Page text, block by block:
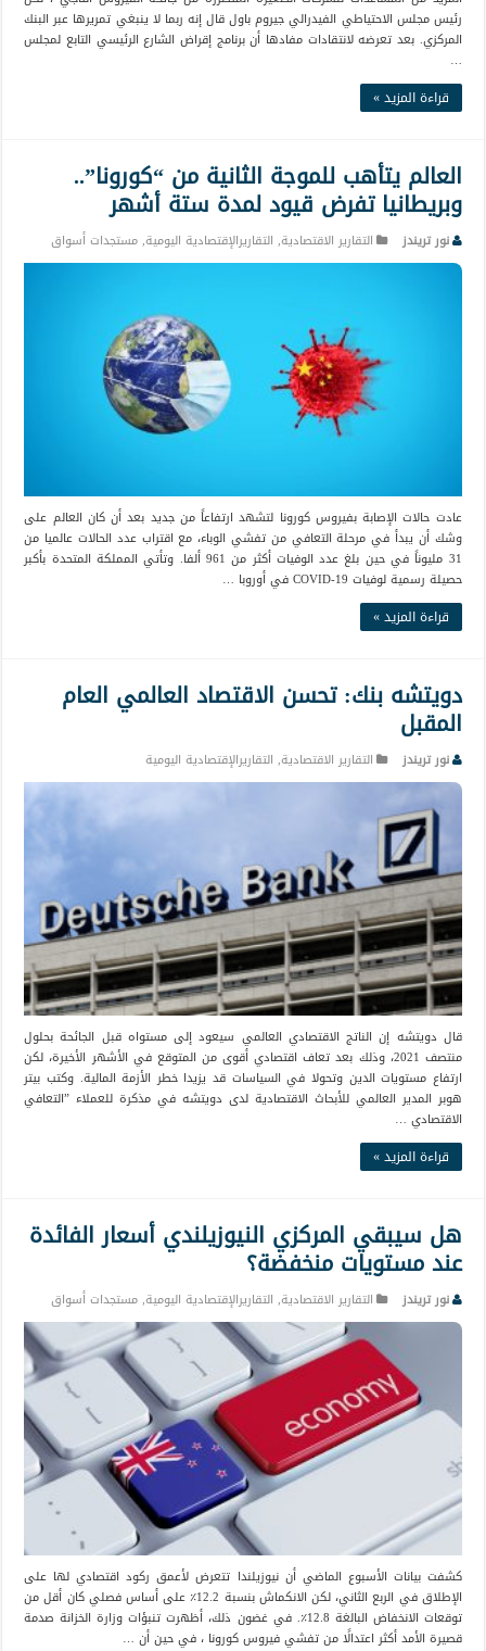
رئيس مجلس الاحتياطي الفيدرالي جيروم باول قال إنه ربما لا ينبغي تمريرها عبر البنك
المركزي. بعد تعرضه لانتقادات مفادها أن برنامج إقراض الشارع الرئيسي التابع لمجلس
…
قراءة المزيد »
العالم يتأهب للموجة الثانية من “كورونا”..
وبريطانيا تفرض قيود لمدة ستة أشهر
نور تريندز التقارير الاقتصادية, التقاريرالإقتصادية اليومية,مستجدات أسواق
عادت حالات الإصابة بفيروس كورونا لتشهد ارتفاعاً من جديد بعد أن كان العالم على
وشك أن يبدأ في مرحلة التعافي من تفشي الوباء، مع اقتراب عدد الحالات عالميا من
31 مليوناً في حين بلغ عدد الوفيات أكثر من 961 ألفا. وتأتي المملكة المتحدة بأكبر
حصيلة رسمية لوفيات COVID-19 في أوروبا …
قراءة المزيد »
دويتشه بنك: تحسن الاقتصاد العالمي العام
المقبل
نور تريندز التقارير الاقتصادية, التقاريرالإقتصادية اليومية
قال دويتشه إن الناتج الاقتصادي العالمي سيعود إلى مستواه قبل الجائحة بحلول
منتصف 2021، وذلك بعد تعاف اقتصادي أقوى من المتوقع في الأشهر الأخيرة، لكن
ارتفاع مستويات الدين وتحولا في السياسات قد يزيدا خطر الأزمة المالية. وكتب بيتر
هوبر المدير العالمي للأبحاث الاقتصادية لدى دويتشه في مذكرة للعملاء ”التعافي
الاقتصادي …
قراءة المزيد »
هل سيبقي المركزي النيوزيلندي أسعار الفائدة
عند مستويات منخفضة؟
نور تريندز التقارير الاقتصادية, التقاريرالإقتصادية اليومية,مستجدات أسواق
كشفت بيانات الأسبوع الماضي أن نيوزيلندا تتعرض لأعمق ركود اقتصادي لها على
الإطلاق في الربع الثاني، لكن الانكماش بنسبة 12.2٪ على أساس فصلي كان أقل من
توقعات الانخفاض البالغة 12.8٪. في غضون ذلك، أظهرت تنبؤات وزارة الخزانة صدمة
قصيرة الأمد أكثر اعتدالًا من تفشي فيروس كورونا ، في حين أن …